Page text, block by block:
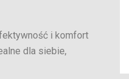
i komfort
dla siebie,